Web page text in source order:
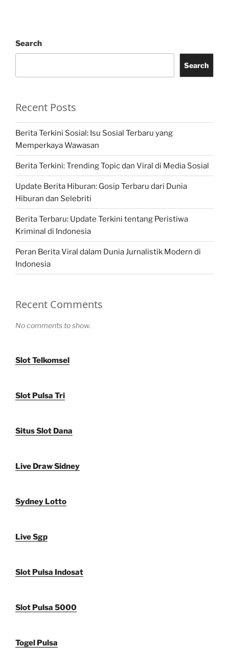
Search
Search
Recent Posts
Berita Terkini Sosial: Isu Sosial Terbaru yang
Memperkaya Wawasan
Berita Terkini: Trending Topic dan Viral di Media Sosial
Update Berita Hiburan: Gosip Terbaru dari Dunia
Hiburan dan Selebriti
Berita Terbaru: Update Terkini tentang Peristiwa
Kriminal di Indonesia
Peran Berita Viral dalam Dunia Jurnalistik Modern di
Indonesia
Recent Comments
No comments to show.
Slot Telkomsel
Slot Pulsa Tri
Situs Slot Dana
Live Draw Sidney
Sydney Lotto
Live Sgp
Slot Pulsa Indosat
Slot Pulsa 5000
Togel Pulsa